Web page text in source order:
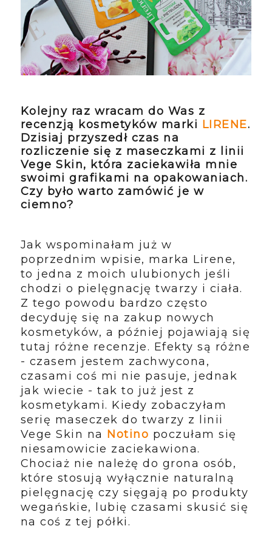
Kolejny raz wracam do Was z
recenzją kosmetyków marki LIRENE.
Dzisiaj przyszedł czas na
rozliczenie się z maseczkami z linii
Vege Skin, która zaciekawiła mnie
swoimi grafikami na opakowaniach.
Czy było warto zamówić je w
ciemno?
Jak wspominałam już w
poprzednim wpisie, marka Lirene,
to jedna z moich ulubionych jeśli
chodzi o pielęgnację twarzy i ciała.
Z tego powodu bardzo często
decyduję się na zakup nowych
kosmetyków, a później pojawiają się
tutaj różne recenzje. Efekty są różne
- czasem jestem zachwycona,
czasami coś mi nie pasuje, jednak
jak wiecie - tak to już jest z
kosmetykami. Kiedy zobaczyłam
serię maseczek do twarzy z linii
Vege Skin na Notino poczułam się
niesamowicie zaciekawiona.
Chociaż nie należę do grona osób,
które stosują wyłącznie naturalną
pielęgnację czy sięgają po produkty
wegańskie, lubię czasami skusić się
na coś z tej półki.